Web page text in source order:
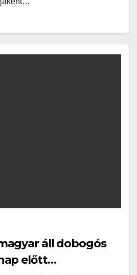
áll dobogós
előtt…